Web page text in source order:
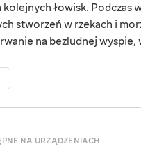
kolejnych łowisk. Podczas
stworzeń w rzekach i
na bezludnej wyspie,
NA URZĄDZENIACH